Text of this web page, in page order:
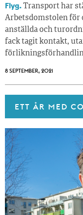
Flyg.Transport har
Arbetsdomstolen för
anställda och
fack tagit kontakt,
8 SEPTEMBER, 2021
ETT ÅR MED